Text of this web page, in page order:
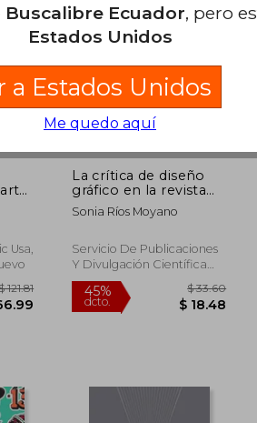
$ 42.41
$ 23.33
45%
dcto. $
Usa,
La crítica de diseño
gráfico en la revista
Arte Comercial (1946-
1952) (Textos
Sonia Ríos Moyano
Servicio De Publicaciones
Y Divulgación Científica
De La Universidad De
Málaga, Tapa Blanda,
Nuevo
Buscalibre Ecuador, pero
Estados Unidos
a Estados Unidos
Me quedo aquí